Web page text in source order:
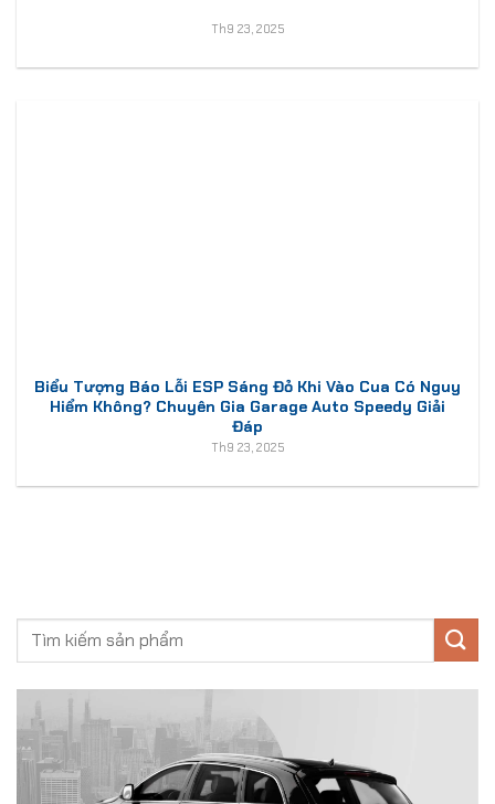
Th9 23, 2025
Biểu Tượng Báo Lỗi ESP Sáng Đỏ Khi Vào Cua Có Nguy
Hiểm Không? Chuyên Gia Garage Auto Speedy Giải
Đáp
Th9 23, 2025